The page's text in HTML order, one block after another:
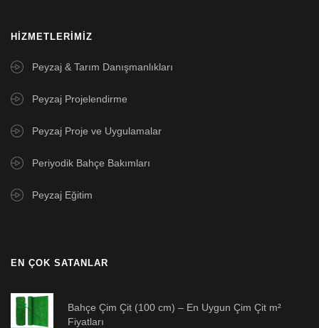
HIZMETLERIMIZ
Peyzaj & Tarım Danışmanlıkları
Peyzaj Projelendirme
Peyzaj Proje ve Uygulamalar
Periyodik Bahçe Bakımları
Peyzaj Eğitim
EN ÇOK SATANLAR
Bahçe Çim Çit (100 cm) – En Uygun Çim Çit m²
Fiyatları